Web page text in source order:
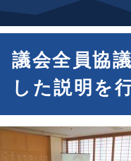
議会全員協
した説明を